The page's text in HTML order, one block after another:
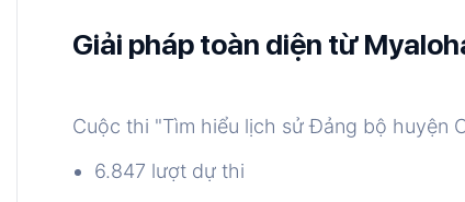
Giải pháp toàn diện từ
Cuộc thi "Tìm hiểu lịch sử Đảng bộ huyện
6.847 lượt dự thi